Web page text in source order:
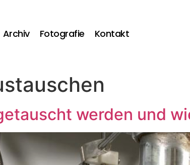
Archiv Fotografie Kontakt
werden und